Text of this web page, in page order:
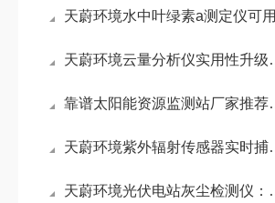
天蔚环境水中叶绿素a测定仪可用于：自然河湖、人工水产塘等复杂水环境场景
天蔚环境云量分析仪实用性升级！白昼强光下也能清晰记录完整天空云量数据
靠谱太阳能资源监测站厂家推荐：山东天蔚环境适配性强，业内口碑表现出色
天蔚环境紫外辐射传感器实时捕捉紫外辐射变化，助力农业科学调控光照环境
天蔚环境光伏电站灰尘检测仪：提供积尘覆盖度，辅助电站降低无效清洁成本